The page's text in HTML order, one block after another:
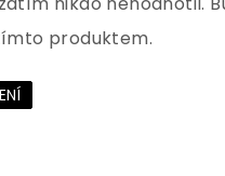
produktem.